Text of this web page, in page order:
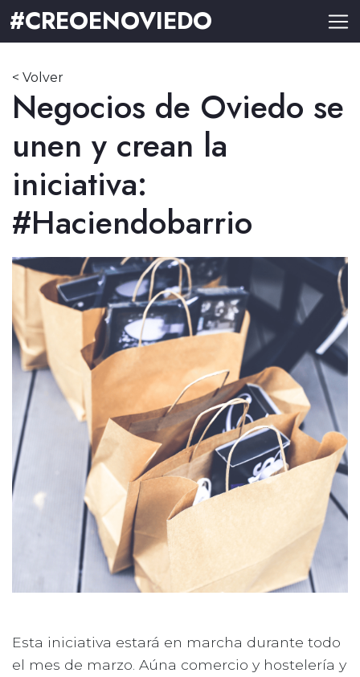
#CREOENOVIEDO
< Volver
Negocios de Oviedo se
unen y crean la
iniciativa:
#Haciendobarrio
Esta iniciativa estará en marcha durante todo
el mes de marzo. Aúna comercio y hostelería y